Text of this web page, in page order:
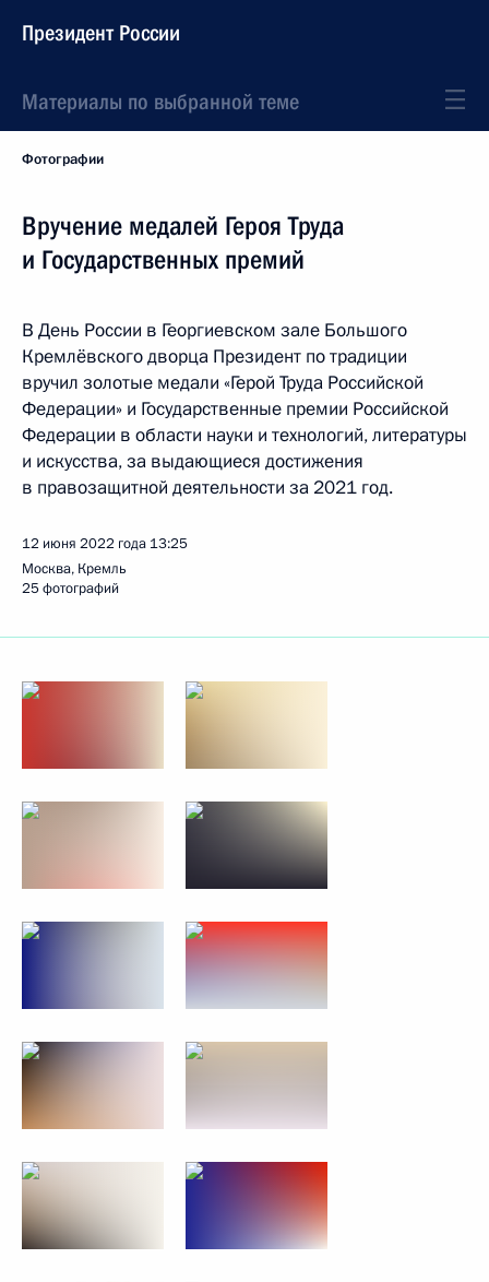
Президент России
Материалы по выбранной теме
Фотографии
Вручение медалей Героя Труда
и Государственных премий
В День России в Георгиевском зале Большого
Кремлёвского дворца Президент по традиции
вручил золотые медали «Герой Труда Российской
Федерации» и Государственные премии Российской
Федерации в области науки и технологий, литературы
и искусства, за выдающиеся достижения
в правозащитной деятельности за 2021 год.
12 июня 2022 года 13:25
Москва, Кремль
25 фотографий